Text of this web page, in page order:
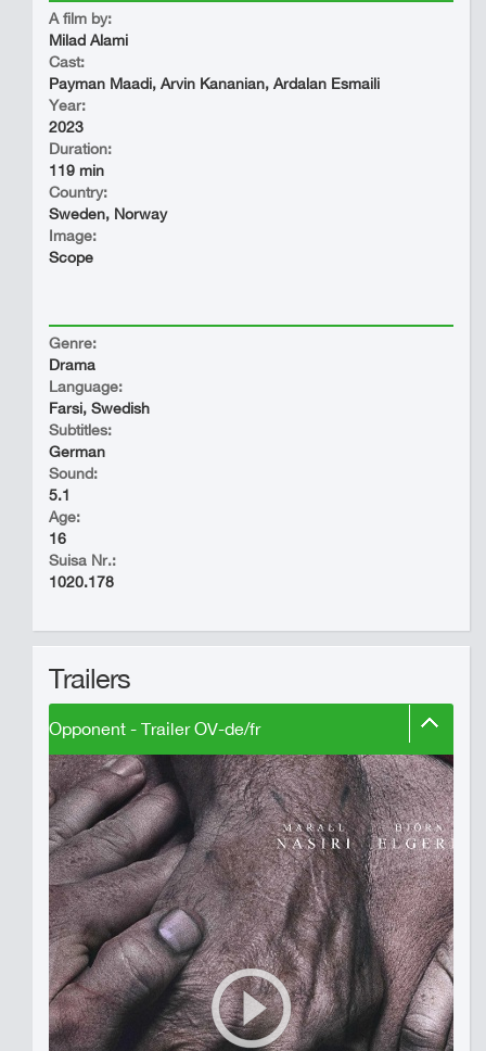
A film by:
Milad Alami
Cast:
Payman Maadi, Arvin Kananian, Ardalan Esmaili
Year:
2023
Duration:
119 min
Country:
Sweden, Norway
Image:
Scope
Genre:
Drama
Language:
Farsi, Swedish
Subtitles:
German
Sound:
5.1
Age:
16
Suisa Nr.:
1020.178
Trailers
Opponent - Trailer OV-de/fr